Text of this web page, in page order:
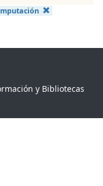
y Bibliotecas